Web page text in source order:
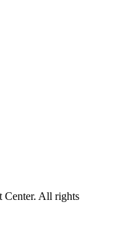
Center. All rights